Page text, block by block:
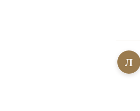
Л